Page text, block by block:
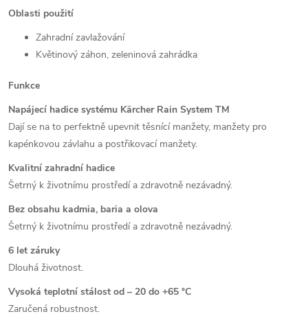
Oblasti použití
Zahradní zavlažování
Květinový záhon, zeleninová zahrádka
Funkce
Napájecí hadice systému Kärcher Rain System TM
Dají se na to perfektně upevnit těsnící manžety, manžety pro
kapénkovou závlahu a postřikovací manžety.
Kvalitní zahradní hadice
Šetrný k životnímu prostředí a zdravotně nezávadný.
Bez obsahu kadmia, baria a olova
Šetrný k životnímu prostředí a zdravotně nezávadný.
6 let záruky
Dlouhá životnost.
Vysoká teplotní stálost od – 20 do +65 °C
Zaručená robustnost.